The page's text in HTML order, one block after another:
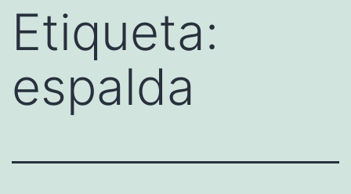
Etiqueta:
espalda